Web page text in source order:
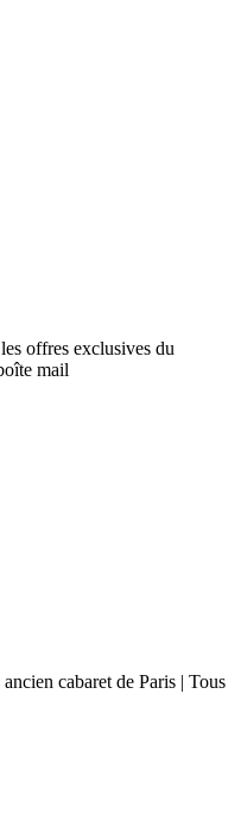
offres exclusives du
mail
cabaret de Paris | Tous